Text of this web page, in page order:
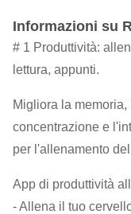
Informazioni su
# 1 Produttività:
lettura, appunti.
Migliora la
concentrazione e
per l'allenamento
App di produttività
- Allena il tuo